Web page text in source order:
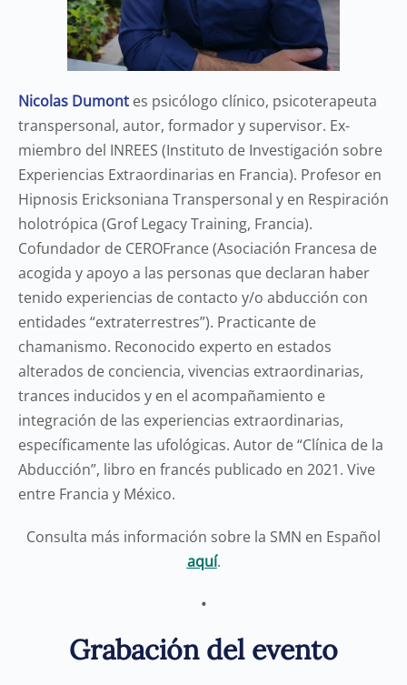
Nicolas Dumont es psicólogo clínico, psicoterapeuta
transpersonal, autor, formador y supervisor. Ex-
miembro del INREES (Instituto de Investigación sobre
Experiencias Extraordinarias en Francia). Profesor en
Hipnosis Ericksoniana Transpersonal y en Respiración
holotrópica (Grof Legacy Training, Francia).
Cofundador de CEROFrance (Asociación Francesa de
acogida y apoyo a las personas que declaran haber
tenido experiencias de contacto y/o abducción con
entidades “extraterrestres”). Practicante de
chamanismo. Reconocido experto en estados
alterados de conciencia, vivencias extraordinarias,
trances inducidos y en el acompañamiento e
integración de las experiencias extraordinarias,
específicamente las ufológicas. Autor de “Clínica de la
Abducción”, libro en francés publicado en 2021. Vive
entre Francia y México.
Consulta más información sobre la SMN en Español
aquí.
•
Grabación del evento